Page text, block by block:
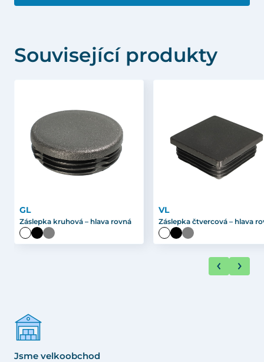
Související produkty
GL
Záslepka kruhová – hlava rovná
VL
Záslepka čtvercová – hlava
Jsme velkoobchod